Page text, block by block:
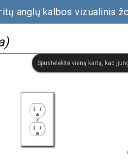
anglų kalbos vizualinis
Spustelėkite vieną kartą, kad